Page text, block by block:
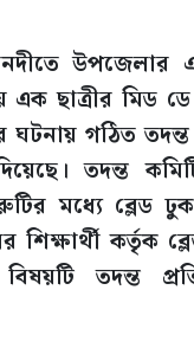
উপজেলার
এক ছাত্রীর মিড
ঘটনায় গঠিত
তদন্ত
মধ্যে ব্লেড
শিক্ষার্থী কর্তৃক
তদন্ত